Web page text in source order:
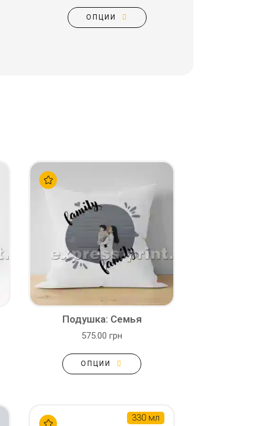
ОПЦИИ
Подушка: Семья
575.00 грн
ОПЦИИ
330 мл